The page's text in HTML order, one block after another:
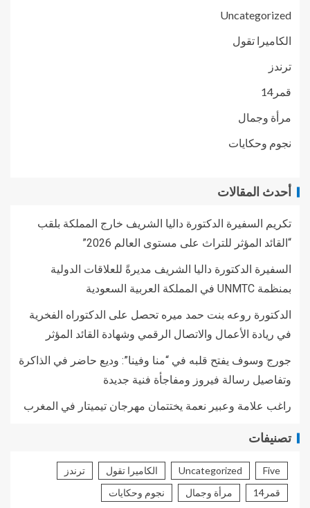
Uncategorized
الكاميرا تقول
ترندز
قمر14
مرأة وجمال
نجوم وحكايات
أحدث المقالات
تكريم السفيرة الدكتورة داليا الشريف خارج المملكة بلقب
“القائد المؤثر للتراث على مستوى العالم 2026”
السفيرة الدكتورة داليا الشريف مديرةً للعلاقات الدولية
بمنظمة UNMTC في المملكة العربية السعودية
الدكتورة روعه بنت حمد ميره تحصل على الدكتوراه الفخرية
في ريادة الأعمال والاتصال الرقمي وشهادة القائد المؤثر
جورج وسوف يفتح قلبه في “منا وفينا”: وديع حاضر في الذاكرة
وتفاصيل رسالة فيروز ومفاجأة فنية جديدة
راغب علامة وعبير نعمة يختتمان مهرجان تيميتار في المغرب
تصنيفات
Five
Uncategorized الكاميرا تقول
ترندز
قمر14
مرأة وجمال نجوم وحكايات